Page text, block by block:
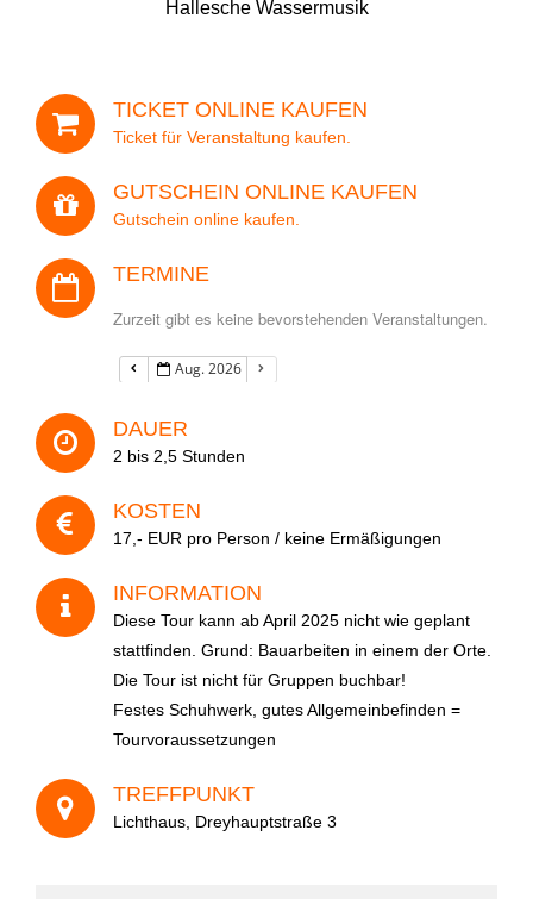
Veranstaltung
Anzahl der Personen
Ihre Nachricht
Wie sind Sie auf uns aufmerksam geworden?
Hallesche Wassermusik
TICKET ONLINE KAUFEN
Ticket für Veranstaltung kaufen.
GUTSCHEIN ONLINE KAUFEN
Gutschein online kaufen.
TERMINE
Zurzeit gibt es keine bevorstehenden Veranstaltungen.
Aug. 2026
DAUER
2 bis 2,5 Stunden
KOSTEN
17,- EUR pro Person / keine Ermäßigungen
INFORMATION
Diese Tour kann ab April 2025 nicht wie geplant
stattfinden. Grund: Bauarbeiten in einem der Orte.
Die Tour ist nicht für Gruppen buchbar!
Festes Schuhwerk, gutes Allgemeinbefinden =
Tourvoraussetzungen
TREFFPUNKT
Lichthaus, Dreyhauptstraße 3